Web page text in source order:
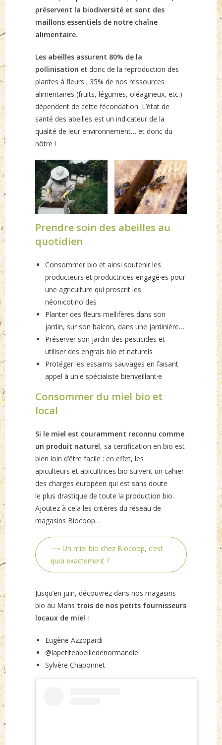
préservent la biodiversité et sont des
maillons essentiels de notre chaîne
alimentaire.
Les abeilles assurent 80% de la
pollinisationet donc de la reproduction des
plantes à fleurs ; 35% de nos ressources
alimentaires (fruits, légumes, oléagineux, etc.)
dépendent de cette fécondation. L’état de
santé des abeilles est un indicateur de la
qualité de leur environnement… et donc du
nôtre !
Prendre soin des abeilles au
quotidien
Consommer bio et ainsi soutenir les
producteurs et productrices engagé·es pour
une agriculture qui proscrit les
néonicotinoïdes
Planter des fleurs mellifères dans son
jardin, sur son balcon, dans une jardinière…
Préserver son jardin des pesticides et
utiliser des engrais bio et naturels
Protéger les essaims sauvages en faisant
appel à un·e spécialiste bienveillant·e
Consommer du miel bio et
local
Si le miel est couramment reconnu comme
un produit naturel, sa certification en bio est
bien loin d’être facile : en effet, les
apiculteurs et apicultrices bio suivent un cahier
des charges européen qui est sans doute
le plus drastique de toute la production bio.
Ajoutez à cela les critères du réseau de
magasins Biocoop…
⟶ Un miel bio chez Biocoop, c’est
quoi exactement ?
Jusqu’en juin, découvrez dans nos magasins
bio au Mans trois de nos petits fournisseurs
locaux de miel :
Eugène Azzopardi
@lapetiteabeilledenormandie
Sylvère Chaponnet